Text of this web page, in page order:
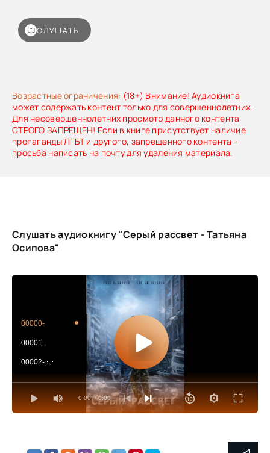
Возрастные ограничения: (18+) Внимание! Аудиокнига
может содержать контент только для совершеннолетних.
Для несовершеннолетних просмотр данного контента
СТРОГО ЗАПРЕЩЕН! Если в книге присутствует наличие
пропаганды ЛГБТ и другого, запрещенного контента -
просьба написать на почту для удаления материала.
СЛУШАТЬ
Слушать аудиокнигу "Серый рассвет - Татьяна
Осипова"
0:00 / 0:00
00000-
00001-
00002-
00003-
00004-